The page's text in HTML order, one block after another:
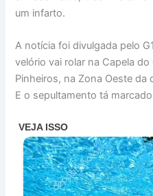
um infarto.
A notícia foi divulgada pelo
velório vai rolar na Capela
Pinheiros, na Zona Oeste da
E o sepultamento tá